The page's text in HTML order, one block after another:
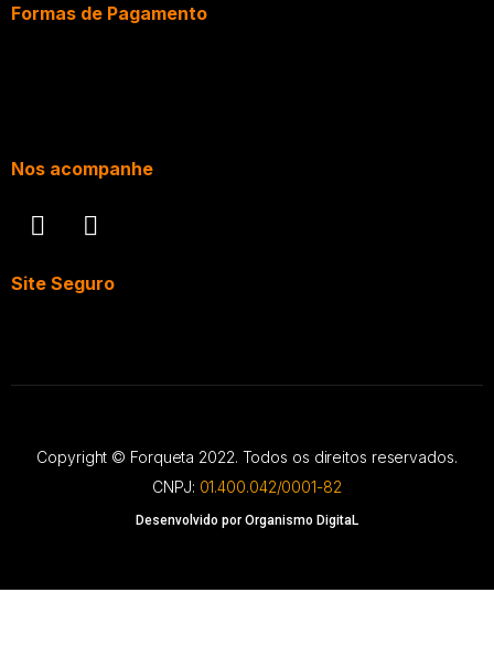
Formas de Pagamento
Nos acompanhe
Site Seguro
Copyright © Forqueta 2022. Todos os direitos reservados.
CNPJ: 01.400.042/0001-82
Desenvolvido por Organismo DigitaL